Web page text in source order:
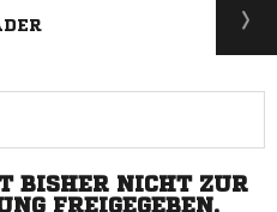
BISHER NICHT ZUR
FREIGEGEBEN.